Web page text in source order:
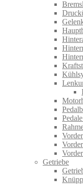
Getriebe